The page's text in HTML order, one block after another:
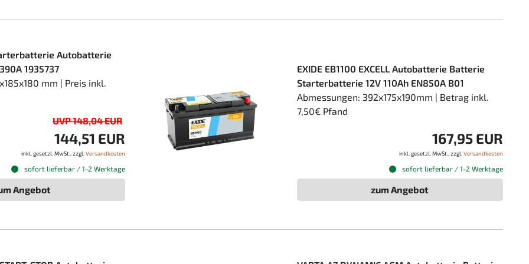
Autobatterie
1935737
mm | Preis inkl.
UVP 148,04 EUR
144,51 EUR
inkl. gesetzl. MwSt., zzgl. Versandkosten
sofort lieferbar / 1-2 Werktage
Angebot
EXIDE EB1100 EXCELL Autobatterie Batterie
Starterbatterie 12V 110Ah EN850A B01
Abmessungen: 392x175x190mm | Betrag inkl.
7,50€ Pfand
167,95 EUR
inkl. gesetzl. MwSt., zzgl. Versandkosten
sofort lieferbar / 1-2 Werktage
zum Angebot